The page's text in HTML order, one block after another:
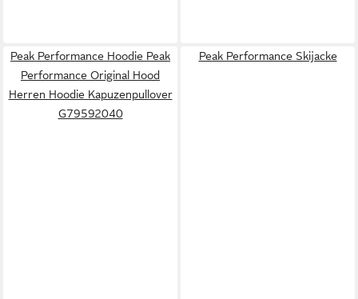
Peak Performance Hoodie Peak
Performance Original Hood
Herren Hoodie Kapuzenpullover
G79592040
Peak Performance Skijacke